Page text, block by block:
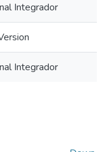
Integrador
Integrador